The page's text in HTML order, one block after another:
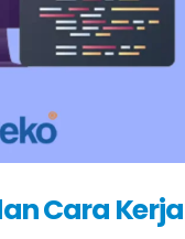
Cara